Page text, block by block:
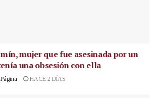
mujer que fue asesinada por un
una obsesión con ella
HACE 2 DÍAS